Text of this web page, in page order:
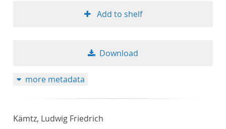
Add to shelf
Download
more metadata
Kämtz, Ludwig Friedrich